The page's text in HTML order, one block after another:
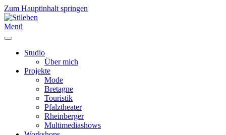
Zum Hauptinhalt springen
Menü
Studio
Über mich
Projekte
Mode
Bretagne
Touristik
Pfalztheater
Rheinberger
Multimediashows